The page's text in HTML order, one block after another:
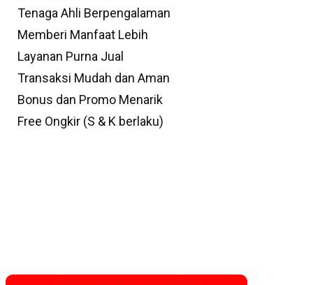
Tenaga Ahli Berpengalaman
Memberi Manfaat Lebih
Layanan Purna Jual
Transaksi Mudah dan Aman
Bonus dan Promo Menarik
Free Ongkir (S & K berlaku)